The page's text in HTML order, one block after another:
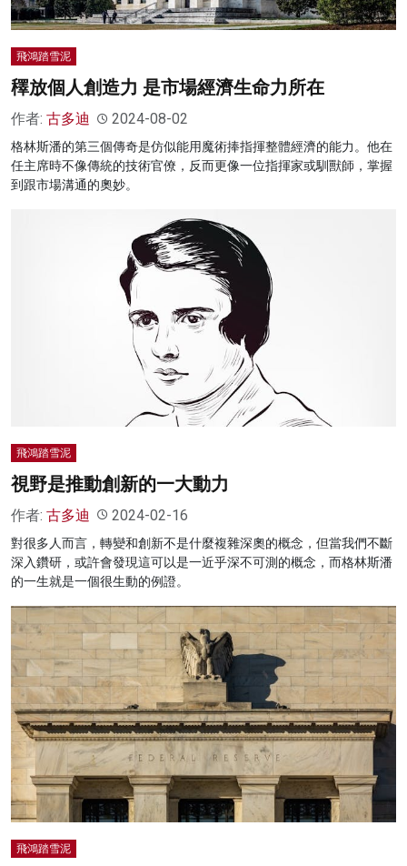
飛鴻踏雪泥
䆁放個人創造力 是市場經濟生命力所在
作者: 古多迪 2024-08-02
格林斯潘的第三個傳奇是仿似能用魔術捧指揮整體經濟的能力。他在
任主席時不像傳統的技術官僚，反而更像一位指揮家或馴獸師，掌握
到跟市場溝通的奧妙。
飛鴻踏雪泥
視野是推動創新的一大動力
作者: 古多迪 2024-02-16
對很多人而言，轉變和創新不是什麼複雜深奧的概念，但當我們不斷
深入鑽研，或許會發現這可以是一近乎深不可測的概念，而格林斯潘
的一生就是一個很生動的例證。
飛鴻踏雪泥